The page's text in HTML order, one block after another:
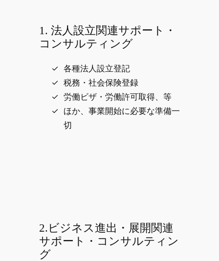
1. 法人設立関連サポート・
コンサルティング
各種法人設立登記
税務・社会保険登録
労働ビザ・労働許可取得、等
ほか、事業開始に必要な準備一
切
2.ビジネス進出・展開関連
サポート・コンサルティン
グ